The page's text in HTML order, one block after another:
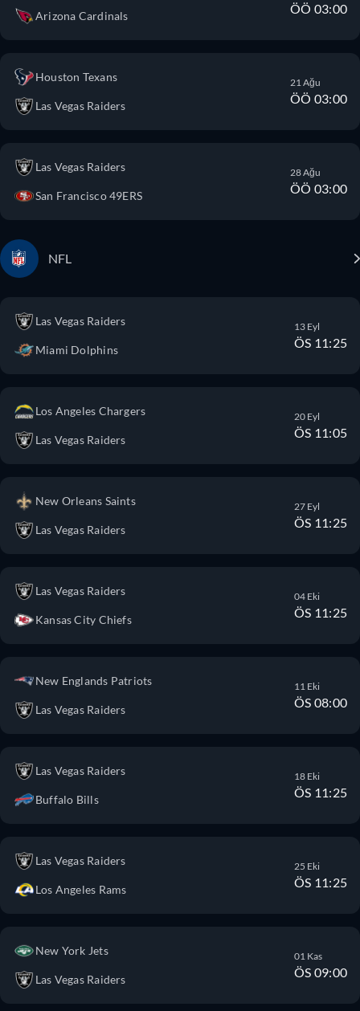
Arizona Cardinals ÖÖ 03:00
Houston Texans
Las Vegas Raiders
21 Ağu
ÖÖ 03:00
Las Vegas Raiders
San Francisco 49ERS
28 Ağu
ÖÖ 03:00
NFL
Las Vegas Raiders
Miami Dolphins
13 Eyl
ÖS 11:25
Los Angeles Chargers
Las Vegas Raiders
20 Eyl
ÖS 11:05
New Orleans Saints
Las Vegas Raiders
27 Eyl
ÖS 11:25
Las Vegas Raiders
Kansas City Chiefs
04 Eki
ÖS 11:25
New Englands Patriots
Las Vegas Raiders
11 Eki
ÖS 08:00
Las Vegas Raiders
Buffalo Bills
18 Eki
ÖS 11:25
Las Vegas Raiders
Los Angeles Rams
25 Eki
ÖS 11:25
New York Jets
Las Vegas Raiders
01 Kas
ÖS 09:00